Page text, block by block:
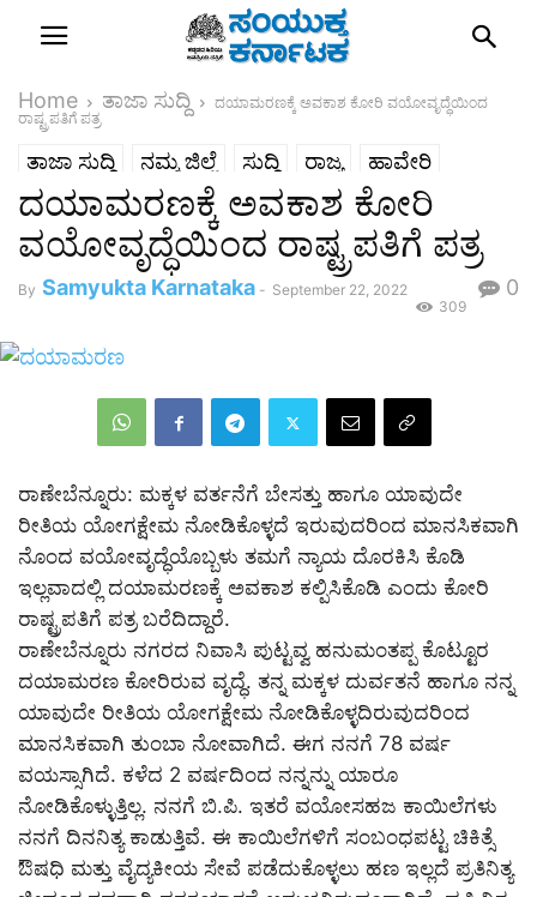
Home ತಾಜಾ ಸುದ್ದಿ
ದಯಾಮರಣಕ್ಕೆ ಅವಕಾಶ ಕೋರಿ ವಯೋವೃದ್ಧೆಯಿಂದ
ರಾಷ್ಟ್ರಪತಿಗೆ ಪತ್ರ
ತಾಜಾ ಸುದ್ದಿ ನಮ್ಮ ಜಿಲ್ಲೆ ಸುದ್ದಿ ರಾಜ್ಯ ಹಾವೇರಿ
ದಯಾಮರಣಕ್ಕೆ ಅವಕಾಶ ಕೋರಿ
ವಯೋವೃದ್ಧೆಯಿಂದ ರಾಷ್ಟ್ರಪತಿಗೆ ಪತ್ರ
By Samyukta Karnataka - September 22, 2022 0
309
ರಾಣೇಬೆನ್ನೂರು: ಮಕ್ಕಳ ವರ್ತನೆಗೆ ಬೇಸತ್ತು ಹಾಗೂ ಯಾವುದೇ
ರೀತಿಯ ಯೋಗಕ್ಷೇಮ ನೋಡಿಕೊಳ್ಳದೆ ಇರುವುದರಿಂದ ಮಾನಸಿಕವಾಗಿ
ನೊಂದ ವಯೋವೃದ್ಧೆಯೊಬ್ಬಳು ತಮಗೆ ನ್ಯಾಯ ದೊರಕಿಸಿ ಕೊಡಿ
ಇಲ್ಲವಾದಲ್ಲಿ ದಯಾಮರಣಕ್ಕೆ ಅವಕಾಶ ಕಲ್ಪಿಸಿಕೊಡಿ ಎಂದು ಕೋರಿ
ರಾಷ್ಟ್ರಪತಿಗೆ ಪತ್ರ ಬರೆದಿದ್ದಾರೆ.
ರಾಣೇಬೆನ್ನೂರು ನಗರದ ನಿವಾಸಿ ಪುಟ್ಟವ್ವ ಹನುಮಂತಪ್ಪ ಕೊಟ್ಟೂರ
ದಯಾಮರಣ ಕೋರಿರುವ ವೃದ್ಧೆ. ತನ್ನ ಮಕ್ಕಳ ದುರ್ವತನೆ ಹಾಗೂ ನನ್ನ
ಯಾವುದೇ ರೀತಿಯ ಯೋಗಕ್ಷೇಮ ನೋಡಿಕೊಳ್ಳದಿರುವುದರಿಂದ
ಮಾನಸಿಕವಾಗಿ ತುಂಬಾ ನೋವಾಗಿದೆ. ಈಗ ನನಗೆ 78 ವರ್ಷ
ವಯಸ್ಸಾಗಿದೆ. ಕಳೆದ 2 ವರ್ಷದಿಂದ ನನ್ನನ್ನು ಯಾರೂ
ನೋಡಿಕೊಳ್ಳುತ್ತಿಲ್ಲ. ನನಗೆ ಬಿ.ಪಿ. ಇತರೆ ವಯೋಸಹಜ ಕಾಯಿಲೆಗಳು
ನನಗೆ ದಿನನಿತ್ಯ ಕಾಡುತ್ತಿವೆ. ಈ ಕಾಯಿಲೆಗಳಿಗೆ ಸಂಬಂಧಪಟ್ಟ ಚಿಕಿತ್ಸೆ
ಔಷಧಿ ಮತ್ತು ವೈದ್ಯಕೀಯ ಸೇವೆ ಪಡೆದುಕೊಳ್ಳಲು ಹಣ ಇಲ್ಲದೆ ಪ್ರತಿನಿತ್ಯ